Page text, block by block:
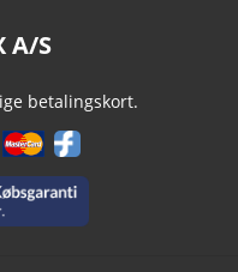
A/S
betalingskort.